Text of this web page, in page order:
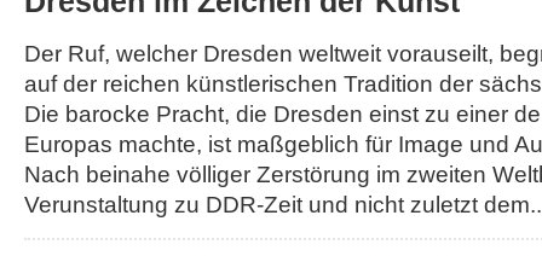
Der Ruf, welcher Dresden weltweit vorauseilt,
auf der reichen künstlerischen Tradition der
Die barocke Pracht, die Dresden einst zu einer
Europas machte, ist maßgeblich für Image und
Nach beinahe völliger Zerstörung im zweiten
Verunstaltung zu DDR-Zeit und nicht zuletzt